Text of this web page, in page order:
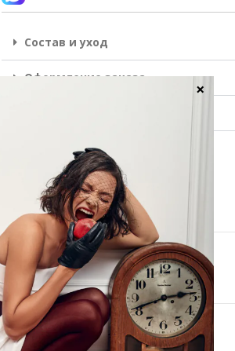
Состав и уход
Оформление заказа
РАЗМЕР One size
В КОРЗИНУ
LANUK jewelry
×